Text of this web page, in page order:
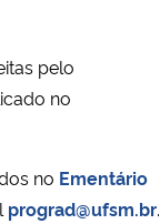
pelo
no
no Ementário
prograd@ufsm.br.